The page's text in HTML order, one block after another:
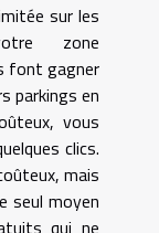
sur les
zone
font gagner
parkings en
vous
clics.
mais
seul moyen
qui ne